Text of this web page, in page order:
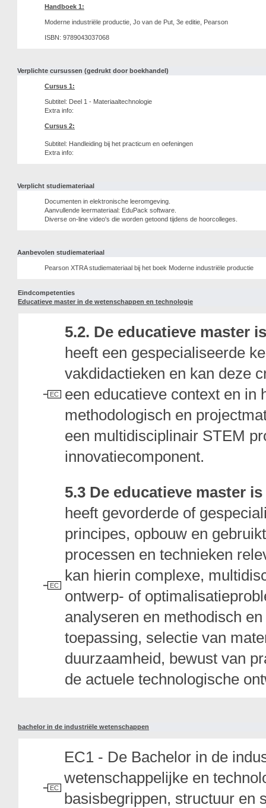
Handboek 1:
Moderne industriële productie, Jo van de Put, 3e editie, Pearson
ISBN: 9789043037068
Verplichte cursussen (gedrukt door boekhandel)
Cursus 1:
Subtitel: Deel 1 - Materiaaltechnologie
Extra info:
Cursus 2:
Subtitel: Handleiding bij het practicum en oefeningen
Extra info:
Verplicht studiemateriaal
Documenten in elektronische leeromgeving.
Aanvullende leermateriaal: EduPack software.
Diverse on-line video's die worden getoond tijdens de hoorcolleges.
Aanbevolen studiemateriaal
Pearson XTRA studiemateriaal bij het boek Moderne industriële productie
Eindcompetenties
Educatieve master in de wetenschappen en technologie
EC
5.2. De educatieve master
heeft een gespecialiseerde
vakdidactieken en kan deze
een educatieve context en in
methodologisch en
een multidisciplinair STEM
innovatiecomponent.
EC
5.3 De educatieve master
heeft gevorderde of
principes, opbouw en
processen en technieken
kan hierin complexe,
ontwerp- of
analyseren en methodisch
toepassing, selectie van
duurzaamheid, bewust van
de actuele technologische
bachelor in de industriële wetenschappen
EC
EC1 - De Bachelor in de
wetenschappelijke en
basisbegrippen, structuur en